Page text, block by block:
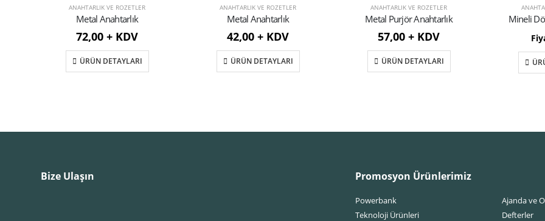
ANAHTARLIK VE ROZETLER
Metal Anahtarlık
72,00 + KDV
ÜRÜN DETAYLARI
ANAHTARLIK VE ROZETLER
Metal Anahtarlık
42,00 + KDV
ÜRÜN DETAYLARI
ANAHTARLIK VE ROZETLER
Metal Purjör Anahtarlık
57,00 + KDV
ÜRÜN DETAYLARI
Mineli
Bize Ulaşın Promosyon Ürünlerimiz
Powerbank
Teknoloji Ürünleri
Ajanda ve
Defterler